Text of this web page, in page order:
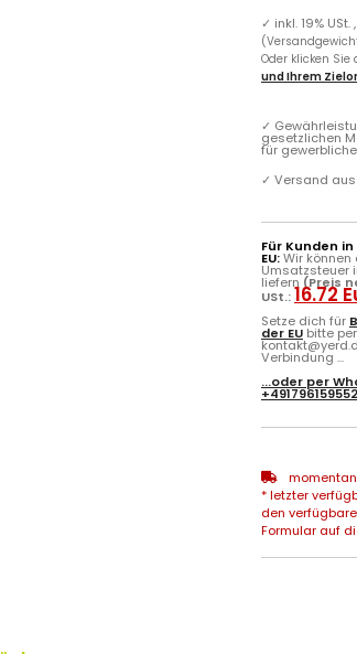
✓ inkl. 19% USt.
Oder klicken Sie
und Ihrem
✓
gesetzlichen
für
✓ Versand
Für Kunden
EU:Wir können
Umsatzsteuer
liefern (Preis
USt.:16.72
Setze dich für
der EU bitte
Verbindung ...
...oder per
+491796159552
* letzter
den
Formular auf